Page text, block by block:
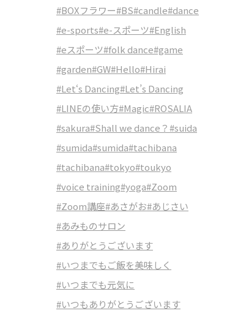
#BOXフラワー#BS#candle#dance
#e-sports#e-スポーツ#English
#eスポーツ#folk dance#game
#garden#GW#Hello#Hirai
#Let‘s Dancing#Let’s Dancing
#LINEの使い方#Magic#ROSALIA
#sakura#Shall we dance？#suida
#sumida#sumida#tachibana
#tachibana#tokyo#toukyo
#voice training#yoga#Zoom
#Zoom講座#あさがお#あじさい
#あみものサロン
#ありがとうございます
#いつまでもご飯を美味しく
#いつまでも元気に
#いつもありがとうございます